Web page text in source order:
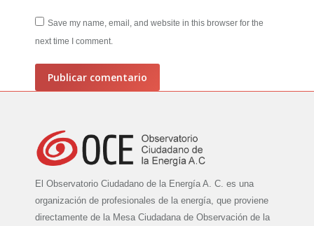
Save my name, email, and website in this browser for the
next time I comment.
Publicar comentario
El Observatorio Ciudadano de la Energía A. C. es una
organización de profesionales de la energía, que proviene
directamente de la Mesa Ciudadana de Observación de la